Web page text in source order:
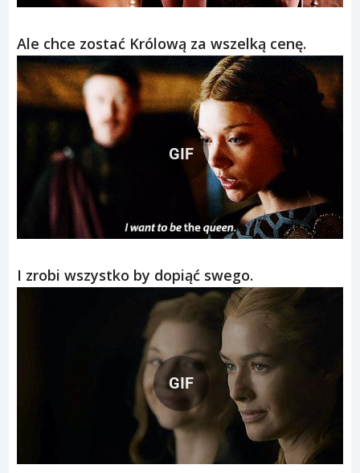
Ale chce zostać Królową za wszelką cenę.
GIF
I zrobi wszystko by dopiąć swego.
GIF